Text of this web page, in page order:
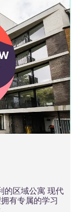
的区域公寓 现代
有专属的学习